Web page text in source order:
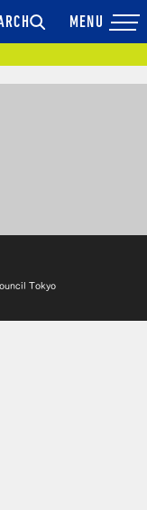
Tokyo